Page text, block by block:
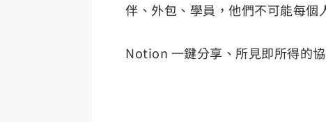
伴、外包、學員，他們不可能每個
Notion 一鍵分享、所見即所得的